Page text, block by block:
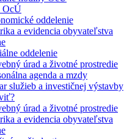
OcÚ
oddelenie
a evidencia obyvateľstva
oddelenie
úrad a životné prostredie
agenda a mzdy
služieb a investičnej výstavby
úrad a životné prostredie
a evidencia obyvateľstva